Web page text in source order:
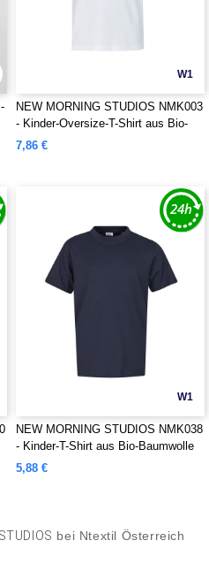
W1
NEW MORNING STUDIOS NMK003
- Kinder-Oversize-T-Shirt aus Bio-
Baumwolle
7,86 €
W1
NEW MORNING STUDIOS NMK038
- Kinder-T-Shirt aus Bio-Baumwolle
5,88 €
bei Ntextil Österreich